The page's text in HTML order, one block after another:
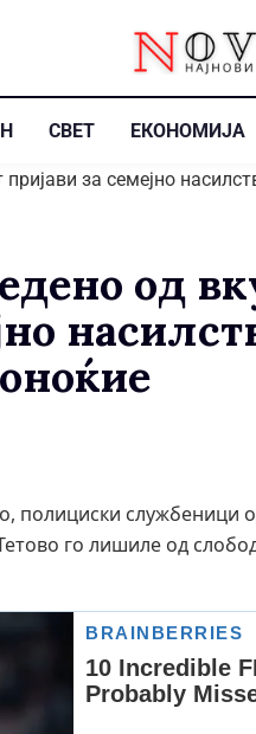
СВЕТ ЕКОНОМИЈА
од
полициски службеници
го лишиле од